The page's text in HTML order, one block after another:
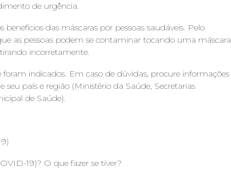
de urgência.
das máscaras por pessoas saudáveis. Pelo
as pessoas podem se contaminar tocando uma máscara
incorretamente.
foram indicados. Em caso de dúvidas, procure informações
seu país e região (Ministério da Saúde, Secretarias
de Saúde).
19)? O que fazer se tiver?